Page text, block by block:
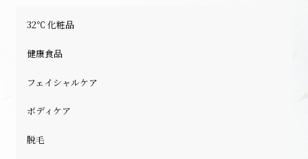
32℃ 化粧品
健康食品
フェイシャルケア
ボディケア
脱毛